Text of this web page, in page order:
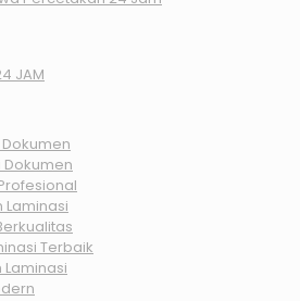
JAM
Dokumen
Laminasi
Terbaik
Laminasi